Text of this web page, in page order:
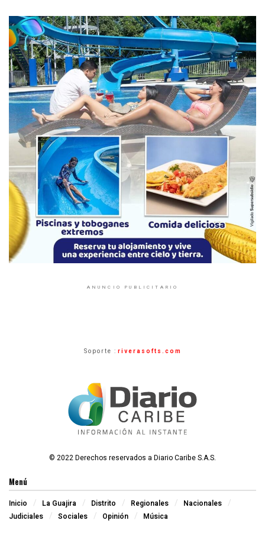
ANUNCIO PUBLICITARIO
Soporte : riverasofts.com
© 2022 Derechos reservados a Diario Caribe S.A.S.
Menú
Inicio La Guajira Distrito Regionales
Nacionales
Judiciales
Sociales Opinión Música